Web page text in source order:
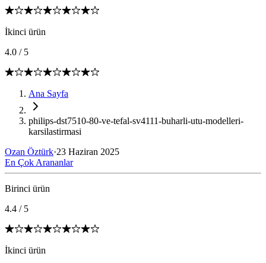
İkinci ürün
4.0 / 5
Ana Sayfa
philips-dst7510-80-ve-tefal-sv4111-buharli-utu-modelleri-
karsilastirmasi
Ozan Öztürk·23 Haziran 2025
En Çok Arananlar
Birinci ürün
4.4 / 5
İkinci ürün